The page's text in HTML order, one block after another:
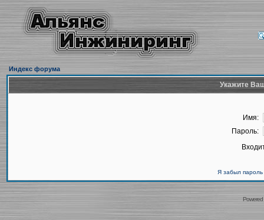
Индекс форума
Укажите
Имя:
Пароль:
Я забыл пароль